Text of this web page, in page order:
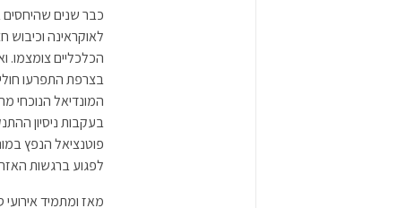
b
o
o
k
tt
er
כבר שנים שהיחסים
הכלכליים
בצרפת התפרעו
המונדיאל הנוכחי
בעקבות ניסיון
פוטנציאל הנפץ
לפגוע ברגשות
מאז ומתמיד